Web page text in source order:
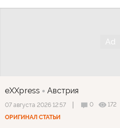
eXXpress Австрия
07 августа 2026 12:57 0
172
ОРИГИНАЛ СТАТЬИ